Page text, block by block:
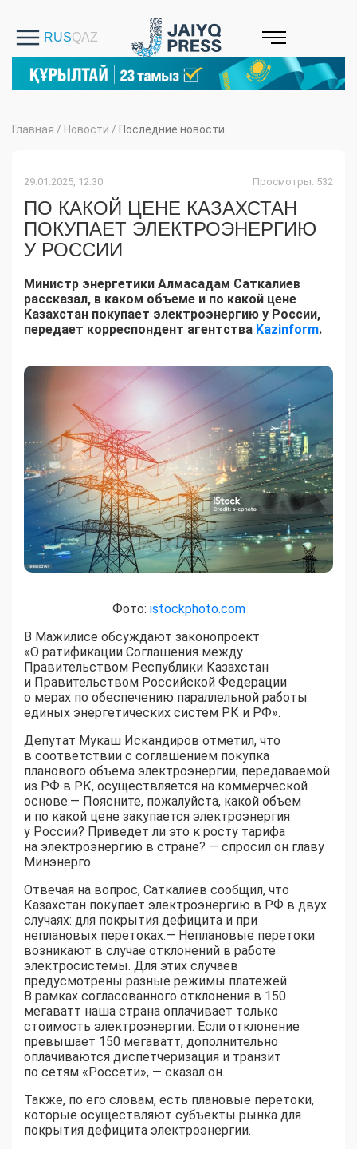
Главная / Новости / Последние новости
29.01.2025, 12:30 Просмотры: 532
ПО КАКОЙ ЦЕНЕ КАЗАХСТАН
ПОКУПАЕТ ЭЛЕКТРОЭНЕРГИЮ
У РОССИИ
Министр энергетики Алмасадам Саткалиев
рассказал, в каком объеме и по какой цене
Казахстан покупает электроэнергию у России,
передает корреспондент агентства Kazinform.
Фото: istockphoto.com
В Мажилисе обсуждают законопроект
«О ратификации Соглашения между
Правительством Республики Казахстан
и Правительством Российской Федерации
о мерах по обеспечению параллельной работы
единых энергетических систем РК и РФ».
Депутат Мукаш Искандиров отметил, что
в соответствии с соглашением покупка
планового объема электроэнергии, передаваемой
из РФ в РК, осуществляется на коммерческой
основе.— Поясните, пожалуйста, какой объем
и по какой цене закупается электроэнергия
у России? Приведет ли это к росту тарифа
на электроэнергию в стране? — спросил он главу
Минэнерго.
Отвечая на вопрос, Саткалиев сообщил, что
Казахстан покупает электроэнергию в РФ в двух
случаях: для покрытия дефицита и при
неплановых перетоках.— Неплановые перетоки
возникают в случае отклонений в работе
электросистемы. Для этих случаев
предусмотрены разные режимы платежей.
В рамках согласованного отклонения в 150
мегаватт наша страна оплачивает только
стоимость электроэнергии. Если отклонение
превышает 150 мегаватт, дополнительно
оплачиваются диспетчеризация и транзит
по сетям «Россети», — сказал он.
Также, по его словам, есть плановые перетоки,
которые осуществляют субъекты рынка для
покрытия дефицита электроэнергии.